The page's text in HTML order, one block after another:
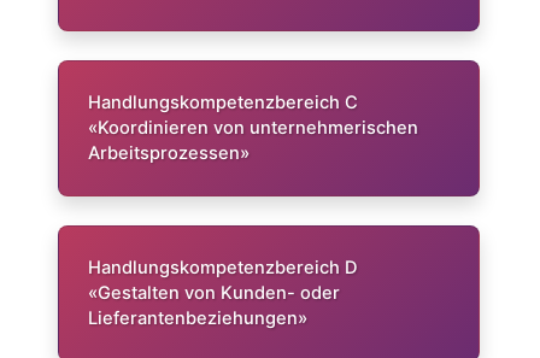
Handlungskompetenzbereich C
«Koordinieren von unternehmerischen
Arbeitsprozessen»
Handlungskompetenzbereich D
«Gestalten von Kunden- oder
Lieferantenbeziehungen»